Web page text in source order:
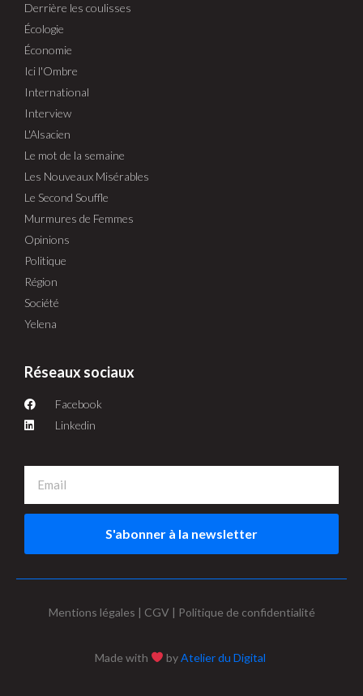
Derrière les coulisses
Écologie
Économie
Ici l'Ombre
International
Interview
L'Alsacien
Le mot de la semaine
Les Nouveaux Misérables
Le Second Souffle
Murmures de Femmes
Opinions
Politique
Région
Société
Yelena
Réseaux sociaux
Facebook
Linkedin
S'abonner à la newsletter
Made with byAtelier du Digital
Mentions légales | CGV | Politique de confidentialité